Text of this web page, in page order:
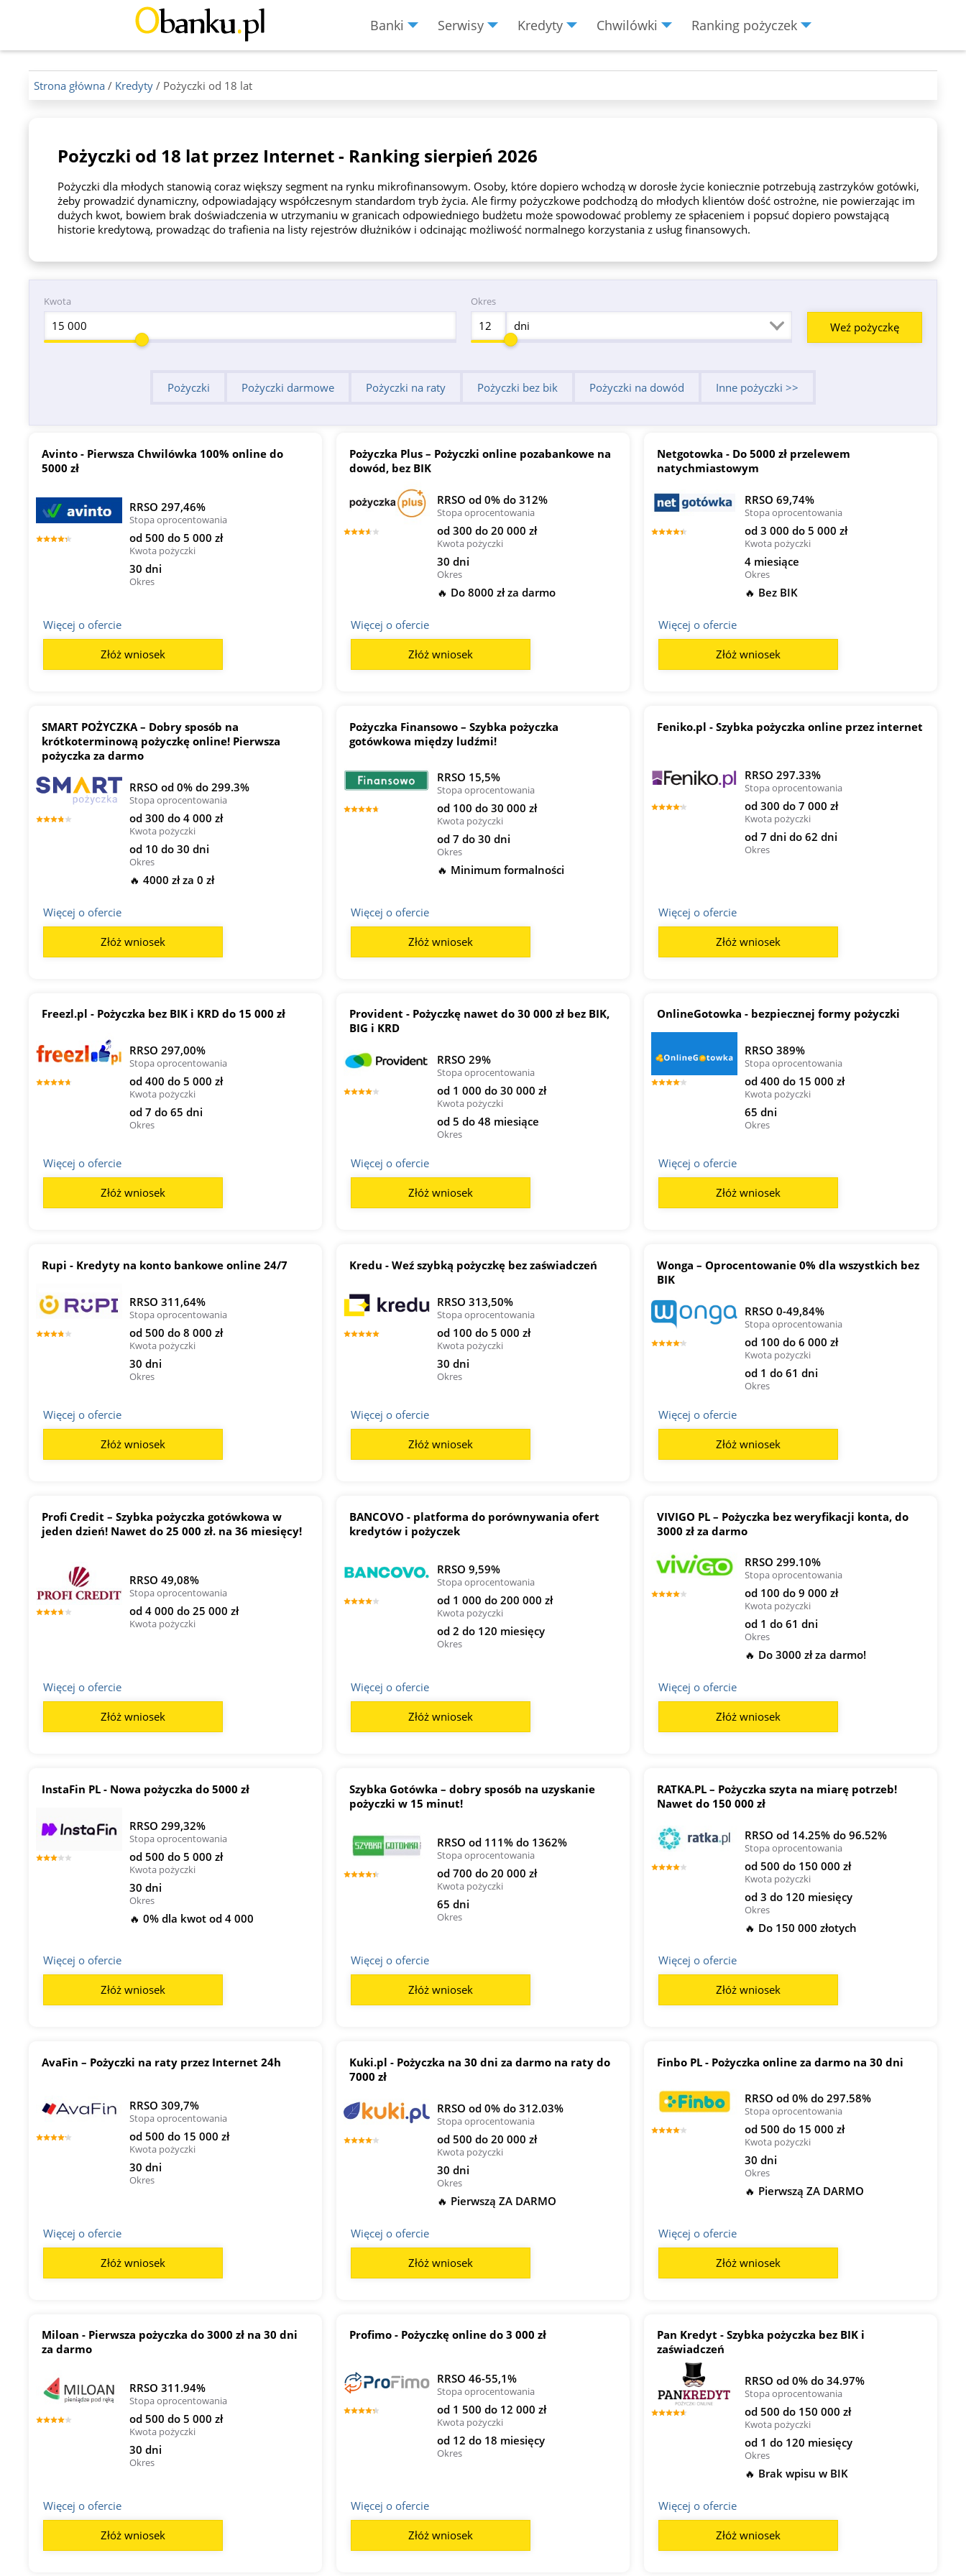
Banki Serwisy Kredyty Chwilówki Ranking pożyczek
Menu
Strona główna / Kredyty / Pożyczki od 18 lat
Pożyczki od 18 lat przez Internet - Ranking sierpień 2026
Pożyczki dla młodych stanowią coraz większy segment na rynku mikrofinansowym. Osoby, które dopiero wchodzą w dorosłe życie koniecznie potrzebują zastrzyków gotówki,
żeby prowadzić dynamiczny, odpowiadający współczesnym standardom tryb życia. Ale firmy pożyczkowe podchodzą do młodych klientów dość ostrożne, nie powierzając im
dużych kwot, bowiem brak doświadczenia w utrzymaniu w granicach odpowiedniego budżetu może spowodować problemy ze spłaceniem i popsuć dopiero powstającą
historie kredytową, prowadząc do trafienia na listy rejestrów dłużników i odcinając możliwość normalnego korzystania z usług finansowych.
Kwota Okres
dni
Pożyczki Pożyczki darmowe Pożyczki na raty Pożyczki bez bik Pożyczki na dowód Inne pożyczki >>
Avinto - Pierwsza Chwilówka 100% online do
5000 zł
RRSO 297,46%
Stopa oprocentowania
od 500 do 5 000 zł
Kwota pożyczki
30 dni
Okres
Więcej o ofercie
Złóż wniosek
Pożyczka Plus – Pożyczki online pozabankowe na
dowód, bez BIK
RRSO od 0% do 312%
Stopa oprocentowania
od 300 do 20 000 zł
Kwota pożyczki
30 dni
Okres
🔥 Do 8000 zł za darmo
Więcej o ofercie
Złóż wniosek
Netgotowka - Do 5000 zł przelewem
natychmiastowym
RRSO 69,74%
Stopa oprocentowania
od 3 000 do 5 000 zł
Kwota pożyczki
4 miesiące
Okres
🔥 Bez BIK
Więcej o ofercie
Złóż wniosek
SMART POŻYCZKA – Dobry sposób na
krótkoterminową pożyczkę online! Pierwsza
pożyczka za darmo
RRSO od 0% do 299.3%
Stopa oprocentowania
od 300 do 4 000 zł
Kwota pożyczki
od 10 do 30 dni
Okres
🔥 4000 zł za 0 zł
Więcej o ofercie
Złóż wniosek
Pożyczka Finansowo – Szybka pożyczka
gotówkowa między ludźmi!
RRSO 15,5%
Stopa oprocentowania
od 100 do 30 000 zł
Kwota pożyczki
od 7 do 30 dni
Okres
🔥 Minimum formalności
Więcej o ofercie
Złóż wniosek
Feniko.pl - Szybka pożyczka online przez internet
RRSO 297.33%
Stopa oprocentowania
od 300 do 7 000 zł
Kwota pożyczki
od 7 dni do 62 dni
Okres
Więcej o ofercie
Złóż wniosek
Freezl.pl - Pożyczka bez BIK i KRD do 15 000 zł
RRSO 297,00%
Stopa oprocentowania
od 400 do 5 000 zł
Kwota pożyczki
od 7 do 65 dni
Okres
Więcej o ofercie
Złóż wniosek
Provident - Pożyczkę nawet do 30 000 zł bez BIK,
BIG i KRD
RRSO 29%
Stopa oprocentowania
od 1 000 do 30 000 zł
Kwota pożyczki
od 5 do 48 miesiące
Okres
Więcej o ofercie
Złóż wniosek
OnlineGotowka - bezpiecznej formy pożyczki
RRSO 389%
Stopa oprocentowania
od 400 do 15 000 zł
Kwota pożyczki
65 dni
Okres
Więcej o ofercie
Złóż wniosek
Rupi - Kredyty na konto bankowe online 24/7
RRSO 311,64%
Stopa oprocentowania
od 500 do 8 000 zł
Kwota pożyczki
30 dni
Okres
Więcej o ofercie
Złóż wniosek
Kredu - Weź szybką pożyczkę bez zaświadczeń
RRSO 313,50%
Stopa oprocentowania
od 100 do 5 000 zł
Kwota pożyczki
30 dni
Okres
Więcej o ofercie
Złóż wniosek
Wonga – Oprocentowanie 0% dla wszystkich bez
BIK
RRSO 0-49,84%
Stopa oprocentowania
od 100 do 6 000 zł
Kwota pożyczki
od 1 do 61 dni
Okres
Więcej o ofercie
Złóż wniosek
Profi Credit – Szybka pożyczka gotówkowa w
jeden dzień! Nawet do 25 000 zł. na 36 miesięcy!
RRSO 49,08%
Stopa oprocentowania
od 4 000 do 25 000 zł
Kwota pożyczki
Więcej o ofercie
Złóż wniosek
BANCOVO - platforma do porównywania ofert
kredytów i pożyczek
RRSO 9,59%
Stopa oprocentowania
od 1 000 do 200 000 zł
Kwota pożyczki
od 2 do 120 miesięcy
Okres
Więcej o ofercie
Złóż wniosek
VIVIGO PL – Pożyczka bez weryfikacji konta, do
3000 zł za darmo
RRSO 299.10%
Stopa oprocentowania
od 100 do 9 000 zł
Kwota pożyczki
od 1 do 61 dni
Okres
🔥 Do 3000 zł za darmo!
Więcej o ofercie
Złóż wniosek
InstaFin PL - Nowa pożyczka do 5000 zł
RRSO 299,32%
Stopa oprocentowania
od 500 do 5 000 zł
Kwota pożyczki
30 dni
Okres
🔥 0% dla kwot od 4 000
Więcej o ofercie
Złóż wniosek
Szybka Gotówka – dobry sposób na uzyskanie
pożyczki w 15 minut!
RRSO od 111% do 1362%
Stopa oprocentowania
od 700 do 20 000 zł
Kwota pożyczki
65 dni
Okres
Więcej o ofercie
Złóż wniosek
RATKA.PL – Pożyczka szyta na miarę potrzeb!
Nawet do 150 000 zł
RRSO od 14.25% do 96.52%
Stopa oprocentowania
od 500 do 150 000 zł
Kwota pożyczki
od 3 do 120 miesięcy
Okres
🔥 Do 150 000 złotych
Więcej o ofercie
Złóż wniosek
AvaFin – Pożyczki na raty przez Internet 24h
RRSO 309,7%
Stopa oprocentowania
od 500 do 15 000 zł
Kwota pożyczki
30 dni
Okres
Więcej o ofercie
Złóż wniosek
Kuki.pl - Pożyczka na 30 dni za darmo na raty do
7000 zł
RRSO od 0% do 312.03%
Stopa oprocentowania
od 500 do 20 000 zł
Kwota pożyczki
30 dni
Okres
🔥 Pierwszą ZA DARMO
Więcej o ofercie
Złóż wniosek
Finbo PL - Pożyczka online za darmo na 30 dni
RRSO od 0% do 297.58%
Stopa oprocentowania
od 500 do 15 000 zł
Kwota pożyczki
30 dni
Okres
🔥 Pierwszą ZA DARMO
Więcej o ofercie
Złóż wniosek
Miloan - Pierwsza pożyczka do 3000 zł na 30 dni
za darmo
RRSO 311.94%
Stopa oprocentowania
od 500 do 5 000 zł
Kwota pożyczki
30 dni
Okres
Więcej o ofercie
Złóż wniosek
Profimo - Pożyczkę online do 3 000 zł
RRSO 46-55,1%
Stopa oprocentowania
od 1 500 do 12 000 zł
Kwota pożyczki
od 12 do 18 miesięcy
Okres
Więcej o ofercie
Złóż wniosek
Pan Kredyt - Szybka pożyczka bez BIK i
zaświadczeń
RRSO od 0% do 34.97%
Stopa oprocentowania
od 500 do 150 000 zł
Kwota pożyczki
od 1 do 120 miesięcy
Okres
🔥 Brak wpisu w BIK
Więcej o ofercie
Złóż wniosek